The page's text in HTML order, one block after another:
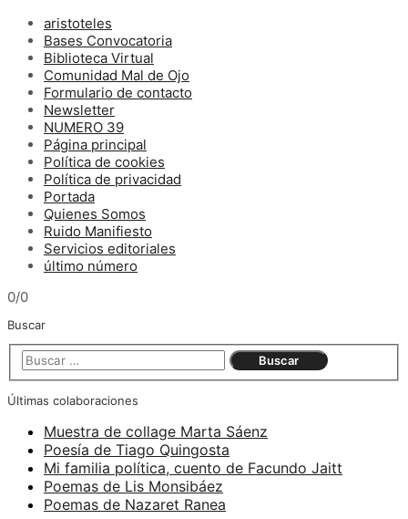
aristoteles
Bases Convocatoria
Biblioteca Virtual
Comunidad Mal de Ojo
Formulario de contacto
Newsletter
NUMERO 39
Página principal
Política de cookies
Política de privacidad
Portada
Quienes Somos
Ruido Manifiesto
Servicios editoriales
último número
0/0
Buscar
Últimas colaboraciones
Muestra de collage Marta Sáenz
Poesía de Tiago Quingosta
Mi familia política, cuento de Facundo Jaitt
Poemas de Lis Monsibáez
Poemas de Nazaret Ranea